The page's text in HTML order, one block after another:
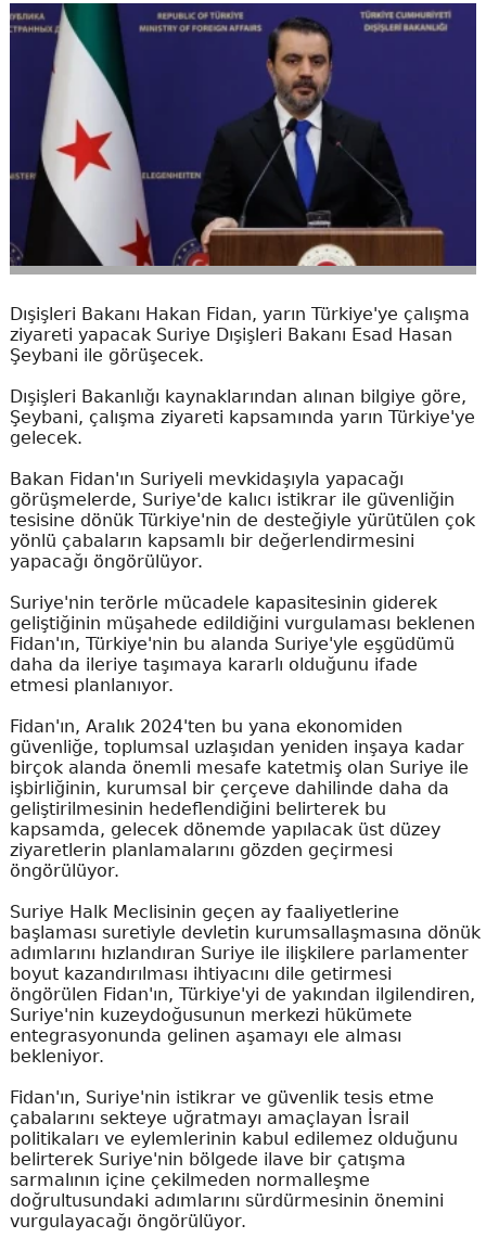
Dışişleri Bakanı Hakan Fidan, yarın Türkiye'ye çalışma
ziyareti yapacak Suriye Dışişleri Bakanı Esad Hasan
Şeybani ile görüşecek.
Dışişleri Bakanlığı kaynaklarından alınan bilgiye göre,
Şeybani, çalışma ziyareti kapsamında yarın Türkiye'ye
gelecek.
Bakan Fidan'ın Suriyeli mevkidaşıyla yapacağı
görüşmelerde, Suriye'de kalıcı istikrar ile güvenliğin
tesisine dönük Türkiye'nin de desteğiyle yürütülen çok
yönlü çabaların kapsamlı bir değerlendirmesini
yapacağı öngörülüyor.
Suriye'nin terörle mücadele kapasitesinin giderek
geliştiğinin müşahede edildiğini vurgulaması beklenen
Fidan'ın, Türkiye'nin bu alanda Suriye'yle eşgüdümü
daha da ileriye taşımaya kararlı olduğunu ifade
etmesi planlanıyor.
Fidan'ın, Aralık 2024'ten bu yana ekonomiden
güvenliğe, toplumsal uzlaşıdan yeniden inşaya kadar
birçok alanda önemli mesafe katetmiş olan Suriye ile
işbirliğinin, kurumsal bir çerçeve dahilinde daha da
geliştirilmesinin hedeflendiğini belirterek bu
kapsamda, gelecek dönemde yapılacak üst düzey
ziyaretlerin planlamalarını gözden geçirmesi
öngörülüyor.
Suriye Halk Meclisinin geçen ay faaliyetlerine
başlaması suretiyle devletin kurumsallaşmasına dönük
adımlarını hızlandıran Suriye ile ilişkilere parlamenter
boyut kazandırılması ihtiyacını dile getirmesi
öngörülen Fidan'ın, Türkiye'yi de yakından ilgilendiren,
Suriye'nin kuzeydoğusunun merkezi hükümete
entegrasyonunda gelinen aşamayı ele alması
bekleniyor.
Fidan'ın, Suriye'nin istikrar ve güvenlik tesis etme
çabalarını sekteye uğratmayı amaçlayan İsrail
politikaları ve eylemlerinin kabul edilemez olduğunu
belirterek Suriye'nin bölgede ilave bir çatışma
sarmalının içine çekilmeden normalleşme
doğrultusundaki adımlarını sürdürmesinin önemini
vurgulayacağı öngörülüyor.